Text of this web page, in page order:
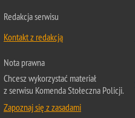
Redakcja serwisu
Kontakt z redakcją
Nota prawna
Chcesz wykorzystać materiał
z serwisu Komenda Stołeczna Policji.
Zapoznaj się z zasadami